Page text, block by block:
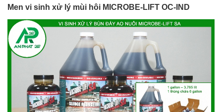
Men vi sinh xử lý mùi hôi MICROBE-LIFT OC-IND